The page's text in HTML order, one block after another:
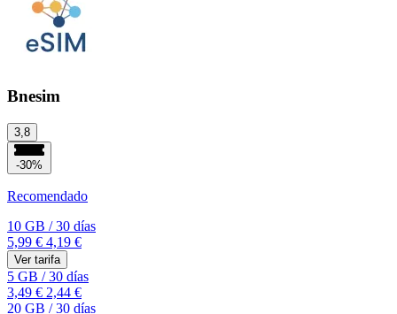
Bnesim
3,8
-30%
Recomendado
10 GB /30 días
5,99 € 4,19 €
Ver tarifa
5 GB /30 días
3,49 € 2,44 €
20 GB /30 días